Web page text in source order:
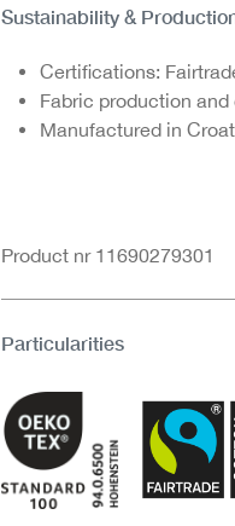
Sustainability &
Certifications:
Fabric production
Manufactured in
Product nr 11690279301
Particularities